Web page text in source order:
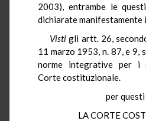
2003), entrambe le
dichiarate manifestamente
Visti gli artt. 26,
11 marzo 1953, n. 87, e 9,
norme integrative per i
Corte costituzionale.
per
LA CORTE